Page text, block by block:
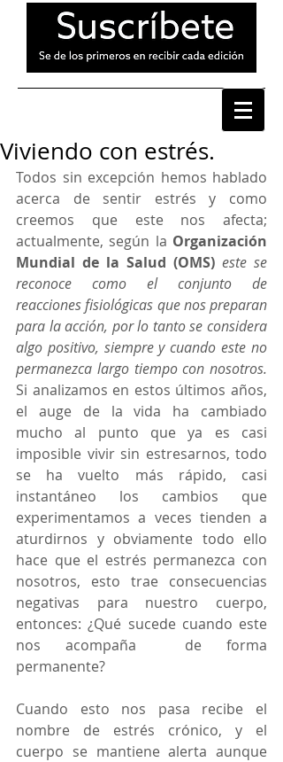
Viviendo con estrés.
Todos sin excepción hemos hablado
acerca de sentir estrés y como
creemos que este nos afecta;
actualmente, según la Organización
Mundial de la Salud (OMS) este se
reconoce como el conjunto de
reacciones fisiológicas que nos preparan
para la acción, por lo tanto se considera
algo positivo, siempre y cuando este no
permanezca largo tiempo con nosotros.
Si analizamos en estos últimos años,
el auge de la vida ha cambiado
mucho al punto que ya es casi
imposible vivir sin estresarnos, todo
se ha vuelto más rápido, casi
instantáneo los cambios que
experimentamos a veces tienden a
aturdirnos y obviamente todo ello
hace que el estrés permanezca con
nosotros, esto trae consecuencias
negativas para nuestro cuerpo,
entonces: ¿Qué sucede cuando este
nos acompaña  de forma
permanente?
Cuando esto nos pasa recibe el
nombre de estrés crónico, y el
cuerpo se mantiene alerta aunque